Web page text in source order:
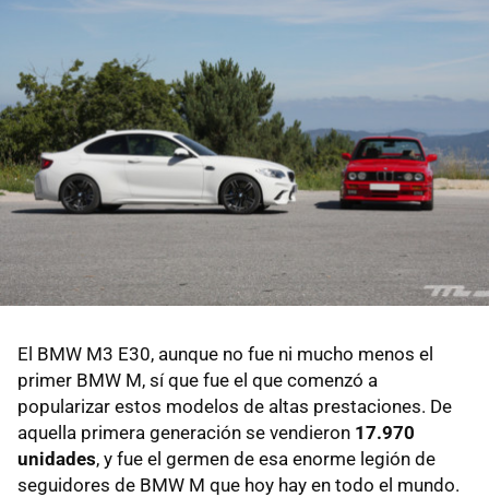
El BMW M3 E30, aunque no fue ni mucho menos el
primer BMW M, sí que fue el que comenzó a
popularizar estos modelos de altas prestaciones. De
aquella primera generación se vendieron 17.970
unidades, y fue el germen de esa enorme legión de
seguidores de BMW M que hoy hay en todo el mundo.